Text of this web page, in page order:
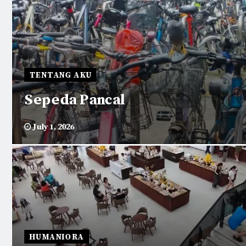
TENTANG AKU
Sepeda Pancal
July 1, 2026
HUMANIORA